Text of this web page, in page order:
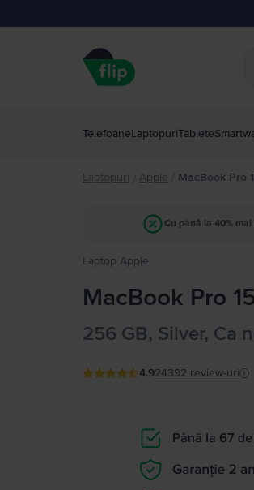
TelefoaneLaptopuriTablete
Laptopuri / Apple / MacBook Pro
Cu până la 40%
Laptop Apple
MacBook Pro
256 GB, Silver, Ca
4.924392 review-uri